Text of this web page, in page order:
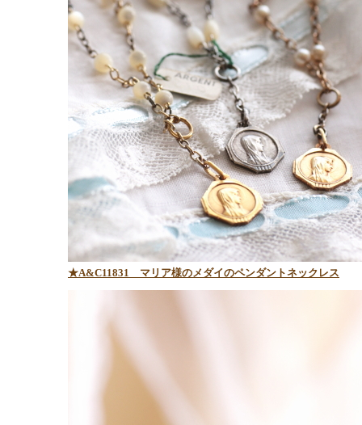
★A&C11831 マリア様のメダイのペンダントネックレス